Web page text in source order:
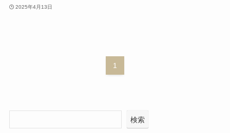
2025年4月13日
1
検索